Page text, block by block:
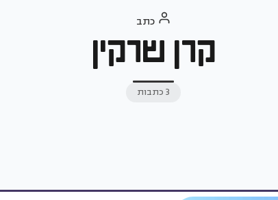
כתב
קרן שרקין
3 כתבות